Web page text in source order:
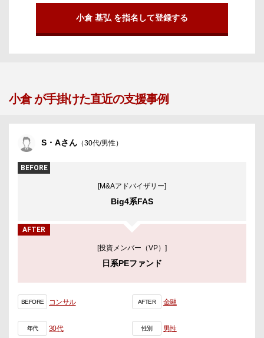
小倉 基弘 を指名して登録する
小倉 が手掛けた直近の支援事例
S・Aさん （30代/男性）
BEFORE
[M&Aアドバイザリー]
Big4系FAS
AFTER
[投資メンバー（VP）]
日系PEファンド
BEFORE コンサル AFTER 金融
年代 30代 性別 男性